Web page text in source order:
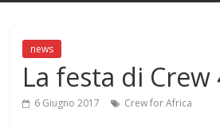
news
La festa di Crew
6 Giugno 2017 Crew for Africa